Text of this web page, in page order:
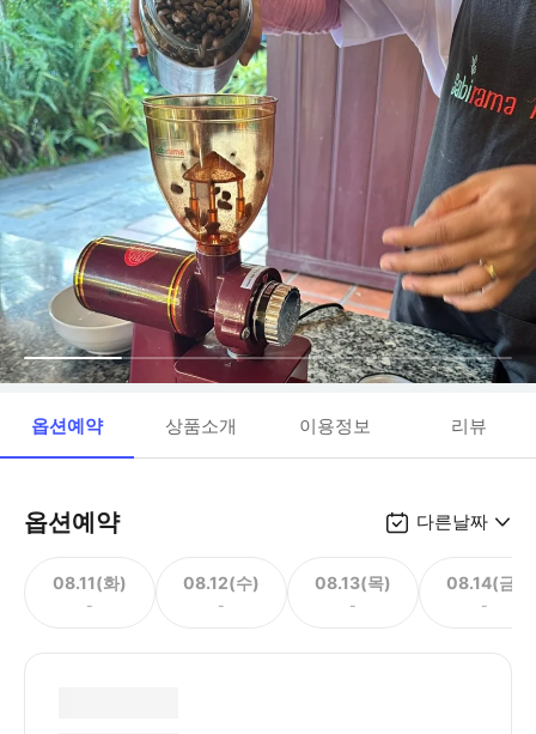
옵션예약 상품소개 이용정보 리뷰
옵션예약 다른날짜
08.11(화)
-
08.12(수)
-
08.13(목)
-
08.14(금)
-